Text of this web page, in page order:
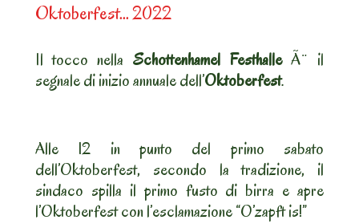
ON
Oktoberfest… 2022
Il tocco nella Schottenhamel FesthalleÃ¨ il
segnale di inizio annuale dell’Oktoberfest.
Alle 12 in punto del primo sabato
dell’Oktoberfest, secondo la tradizione, il
sindaco spilla il primo fusto di birra e apre
l’Oktoberfest con l’esclamazione “O’zapft is!”